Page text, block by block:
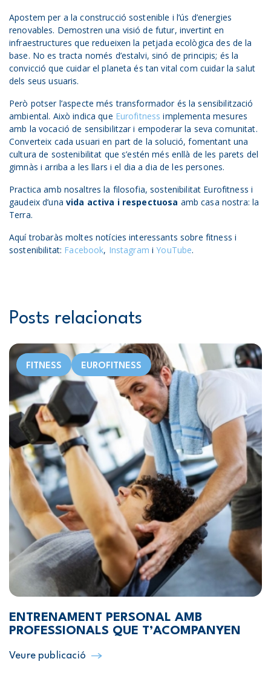
Apostem per a la construcció sostenible i l’ús d’energies
renovables. Demostren una visió de futur, invertint en
infraestructures que redueixen la petjada ecològica des de la
base. No es tracta només d’estalvi, sinó de principis; és la
convicció que cuidar el planeta és tan vital com cuidar la salut
dels seus usuaris.
Però potser l’aspecte més transformador és la sensibilització
ambiental. Això indica que Eurofitness implementa mesures
amb la vocació de sensibilitzar i empoderar la seva comunitat.
Converteix cada usuari en part de la solució, fomentant una
cultura de sostenibilitat que s’estén més enllà de les parets del
gimnàs i arriba a les llars i el dia a dia de les persones.
Practica amb nosaltres la filosofia, sostenibilitat Eurofitness i
gaudeix d’una vida activa i respectuosa amb casa nostra: la
Terra.
Aquí trobaràs moltes notícies interessants sobre fitness i
sostenibilitat: Facebook, Instagram iYouTube.
Posts relacionats
FITNESS EUROFITNESS
ENTRENAMENT PERSONAL AMB
PROFESSIONALS QUE T’ACOMPANYEN
Veure publicació